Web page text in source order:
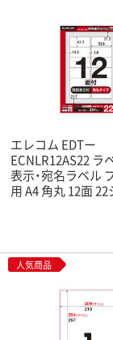
エレコム EDTー
ECNLR12AS22 ラ
表示・宛名ラベル
用 A4 角丸 12面
人気商品